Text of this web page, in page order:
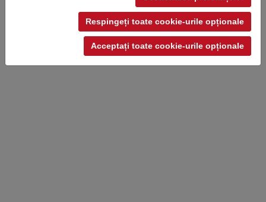
Respingeți toate cookie-urile opționale
Acceptați toate cookie-urile opționale